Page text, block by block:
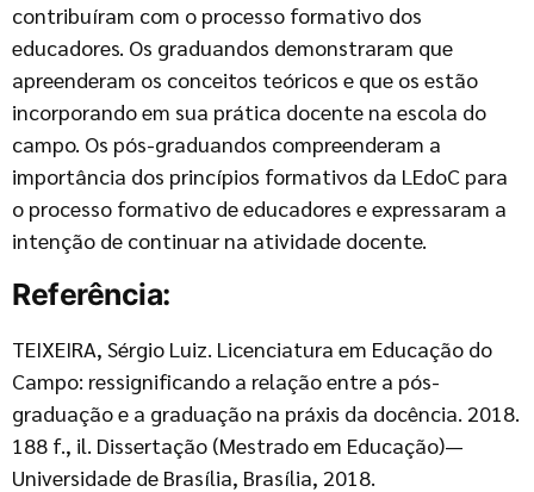
contribuíram com o processo formativo dos
educadores. Os graduandos demonstraram que
apreenderam os conceitos teóricos e que os estão
incorporando em sua prática docente na escola do
campo. Os pós-graduandos compreenderam a
importância dos princípios formativos da LEdoC para
o processo formativo de educadores e expressaram a
intenção de continuar na atividade docente.
Referência:
TEIXEIRA, Sérgio Luiz. Licenciatura em Educação do
Campo: ressignificando a relação entre a pós-
graduação e a graduação na práxis da docência. 2018.
188 f., il. Dissertação (Mestrado em Educação)—
Universidade de Brasília, Brasília, 2018.